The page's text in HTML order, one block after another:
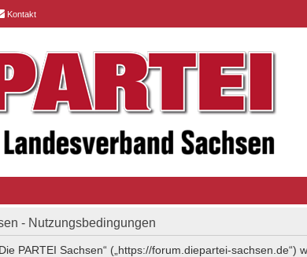
Kontakt
- Nutzungsbedingungen
PARTEI Sachsen“ („https://forum.diepartei-